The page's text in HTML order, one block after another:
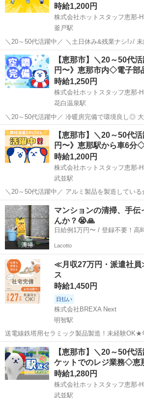
時給1,200円
株式会社ホットスタッフ恵那-
釜戸駅
＼20～50代活躍中／ ＼土日休み&残業ナシ!♪/ 未経験からスタートでき
る、 レンガ製品の簡単カット◎ 安心のシンプル
================ 《 作業内容のご紹介 》
岐阜 恵那市 釜戸駅
【恵那市】＼20～50代
円〜》恵那市内◇電子
時給1,250円
株式会社ホットスタッフ恵那-
花白温泉駅
＼20～50代活躍中／ 冷暖房完備で環境良し◎ 大人数での作業ではあ
りません! 一人作業になることもあるので 自分
たいあなたにぴったり☆ 制服無償貸与☆ ================ ＼作
業内容の...
岐阜 恵那市 花白温泉駅
【恵那市】＼20～50代
円〜》恵那駅から車6
時給1,200円
株式会社ホットスタッフ恵那-
武並駅
＼20～50代活躍中／ アルミ製品を製造している企業様で、 製品の仕
分けや測定などをお願いします。 未経験からで
境です! ◎月収19万円以上も可能! ◎残業の有無
夏季・年末年始の連...
岐阜 恵那市 工場
マンションの清掃、手伝
んか？😭🙏
日給例1万円〜 / 登録
Lacotto
≪月収27万円・派遣社
ス
時給1,450円
日払い
株式会社BREXA Next
明智駅
送電線鉄塔用セラミック製品製造！未経験
少なめ！ワンルーム寮完備◎日払い制度あり！
通勤OK★無料駐車場完備◎《岐阜県恵那市》 人気の工場のお仕事 ◇
送電線鉄塔用セラミック製品製...
岐阜 恵那市 明智駅
【恵那市】＼20～50代
ケットでのレジ業務◇
時給1,280円
株式会社ホットスタッフ恵那-
武並駅